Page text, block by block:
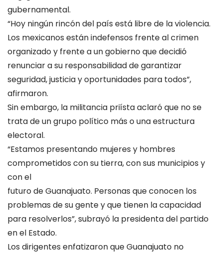
gubernamental.
“Hoy ningún rincón del país está libre de la violencia.
Los mexicanos están indefensos frente al crimen
organizado y frente a un gobierno que decidió
renunciar a su responsabilidad de garantizar
seguridad, justicia y oportunidades para todos”,
afirmaron.
Sin embargo, la militancia priísta aclaró que no se
trata de un grupo político más o una estructura
electoral.
“Estamos presentando mujeres y hombres
comprometidos con su tierra, con sus municipios y
con el
futuro de Guanajuato. Personas que conocen los
problemas de su gente y que tienen la capacidad
para resolverlos”, subrayó la presidenta del partido
en el Estado.
Los dirigentes enfatizaron que Guanajuato no